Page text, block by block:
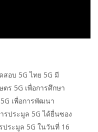
อบ 5G ไทย 5G มี
ตร 5G เพื่อการศึกษา
เพื่อการพัฒนา
รประมูล 5G ได้ยื่นซอง
ประมูล 5G ในวันที่ 16